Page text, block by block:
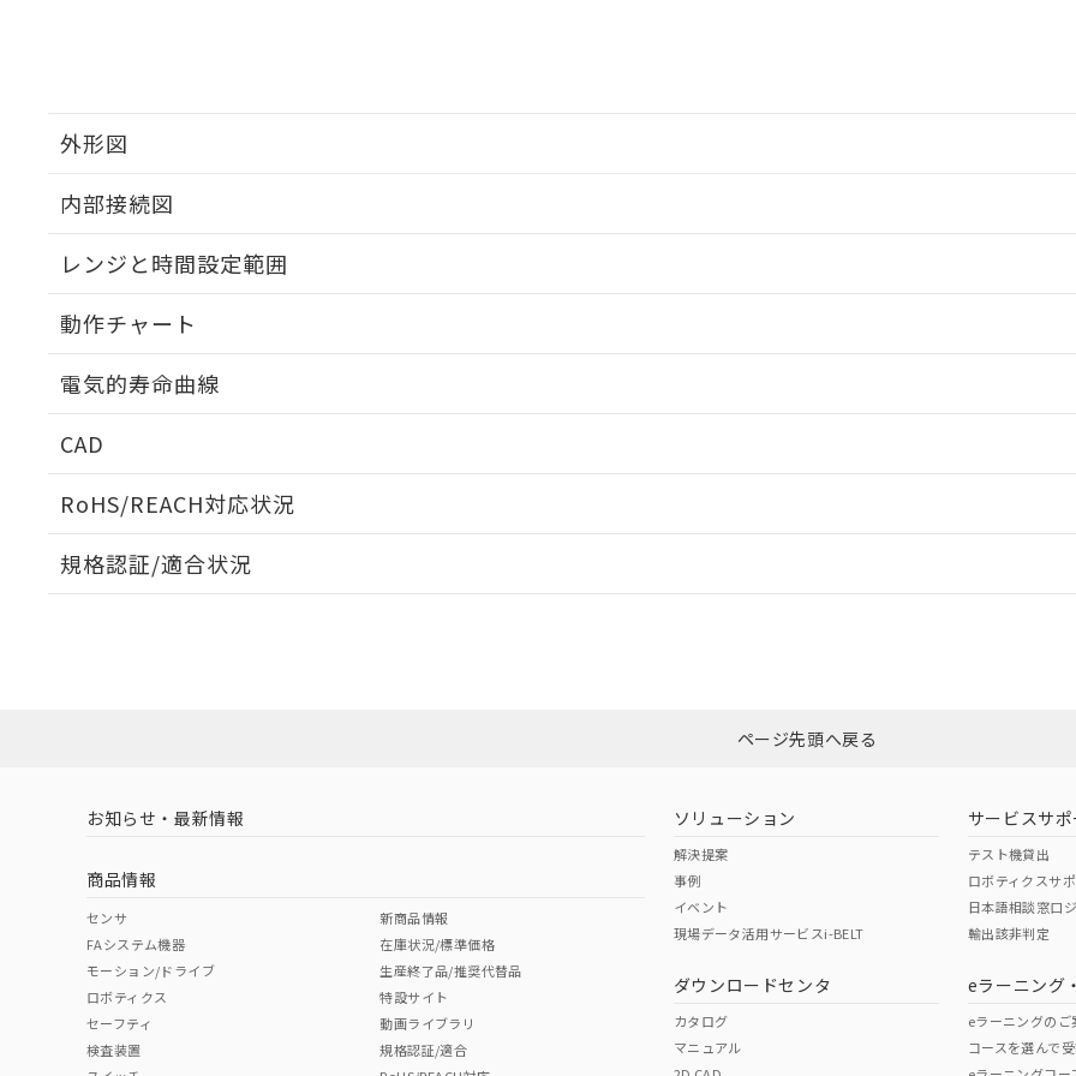
外形図
内部接続図
レンジと時間設定範囲
動作チャート
電気的寿命曲線
CAD
RoHS/REACH対応状況
EU RoHS 注意事項・凡例
ダウンロードはこちら
中国 RoHS 注意事項・凡例
中国 RoHS表
Pb Hg Cr(VI)
規格認証/適合状況
（イギリス
（ノルウェー
（日本
（アメリカ
この製品の規格認証/適合
その他の認証はこちらのページからご
ページ先頭へ戻る
お知らせ・最新情報
商品情報
センサ
FAシステム機器
モーション/ドライブ
ロボティクス
セーフティ
検査装置
新商品情報
在庫状況/標準価格
生産終了品/推奨代替品
特設サイト
動画ライブラリ
規格認証/適合
ソリューション
解決提案
事例
イベント
現場データ活用サービスi-BELT
ダウンロードセンタ
カタログ
マニュアル
サービスサポ
テスト機貸出
ロボティクスサ
日本語相談窓口
輸出該非判定
eラーニング
eラーニングのご
コースを選んで